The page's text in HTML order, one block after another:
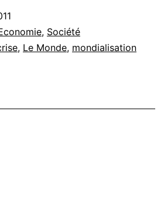
, Société
, Le Monde, mondialisation